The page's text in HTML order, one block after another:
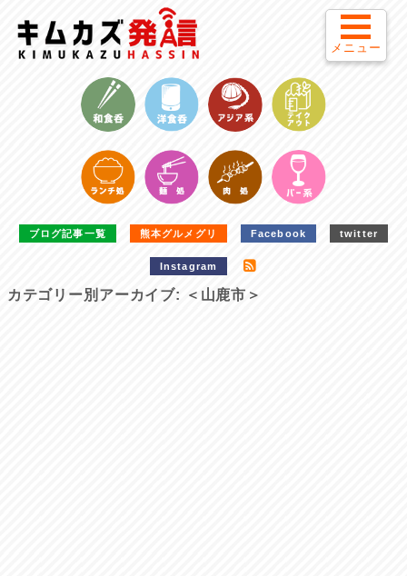
ブログ記事一覧 熊本グルメグリ Facebook twitter
Instagram
カテゴリー別アーカイブ: ＜山鹿市＞
メニュー